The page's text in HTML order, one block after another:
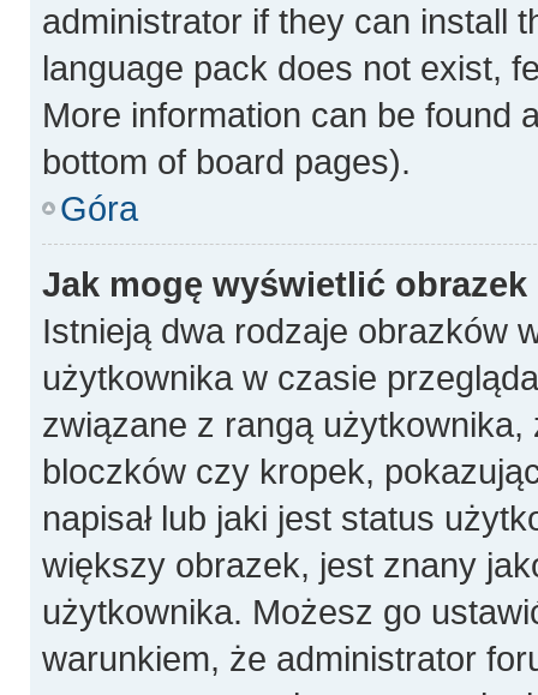
administrator if they can install
language pack does not exist,
More information can be found
bottom of board pages).
Góra
Jak mogę wyświetlić
Istnieją dwa rodzaje obrazków
użytkownika w czasie
związane z rangą
bloczków czy kropek,
napisał lub jaki jest status
większy obrazek, jest znany
użytkownika. Możesz go
warunkiem, że administrator